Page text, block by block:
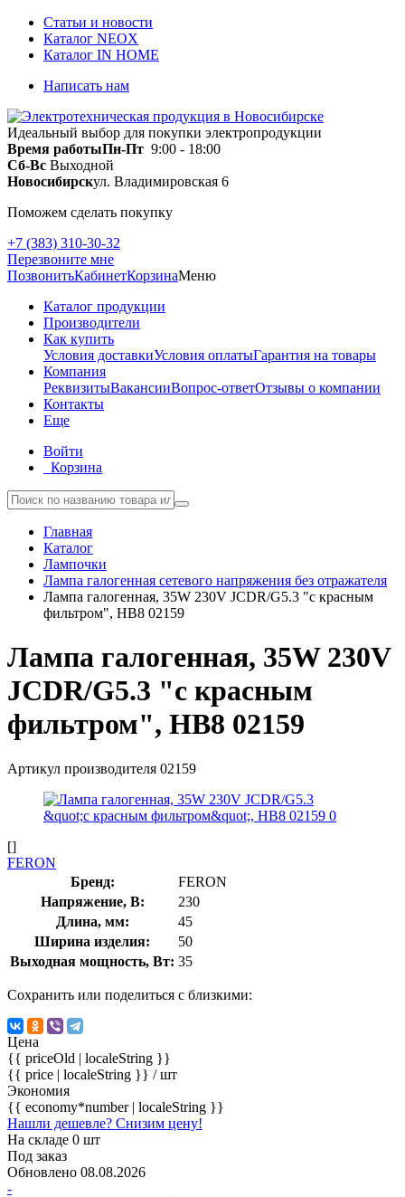
Статьи и новости
Каталог NEOX
Каталог IN HOME
Написать нам
Идеальный выбор для покупки электропродукции
Время работыПн-Пт 9:00 - 18:00
Сб-Вс Выходной
Новосибирскул. Владимировская 6
Поможем сделать покупку
+7 (383) 310-30-32
Перезвоните мне
ПозвонитьКабинетКорзинаМеню
Каталог продукции
Производители
Как купить
Условия доставкиУсловия оплатыГарантия на товары
Компания
РеквизитыВакансииВопрос-ответОтзывы о компании
Контакты
Еще
Войти
Корзина
Главная
Каталог
Лампочки
Лампа галогенная сетевого напряжения без отражателя
Лампа галогенная, 35W 230V JCDR/G5.3 "с красным
фильтром", HB8 02159
Лампа галогенная, 35W 230V
JCDR/G5.3 "с красным
фильтром", HB8 02159
Артикул производителя 02159
[]
FERON
Бренд:
FERON
Напряжение, В:
230
Длина, мм:
45
Ширина изделия:
50
Выходная мощность, Вт: 35
Сохранить или поделиться с близкими:
Цена
{{ priceOld | localeString }}
{{ price | localeString }} / шт
Экономия
{{ economy*number | localeString }}
Нашли дешевле? Снизим цену!
На складе 0 шт
Под заказ
Обновлено 08.08.2026
-